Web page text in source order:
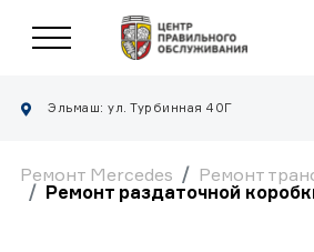
Эльмаш: ул. Турбинная 40Г
Ремонт Mercedes
Ремонт
Ремонт раздаточной